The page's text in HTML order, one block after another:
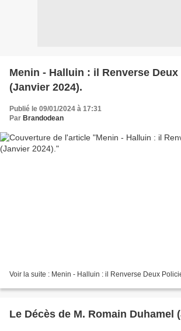
Menin - Halluin : il Renverse
(Janvier 2024).
Publié le 09/01/2024 à 17:31
Par Brandodean
Voir la suite : Menin - Halluin : il Renverse Deux
Le Décès de M. Romain Duhamel